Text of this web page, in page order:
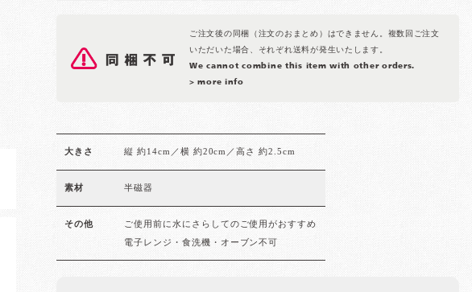
ご注文後の同梱（注文のおまとめ）はできません。複数回ご注文
いただいた場合、それぞれ送料が発生いたします。
We cannot combine this item with other orders.
> more info
大きさ 縦 約14cm／横 約20cm／高さ 約2.5cm
素材 半磁器
その他
ご使用前に水にさらしてのご使用がおすすめ
電子レンジ・食洗機・オーブン不可